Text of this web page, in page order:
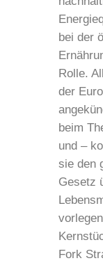
bei der
Rolle.
der
beim
und –
sie den
Gesetz
Fork